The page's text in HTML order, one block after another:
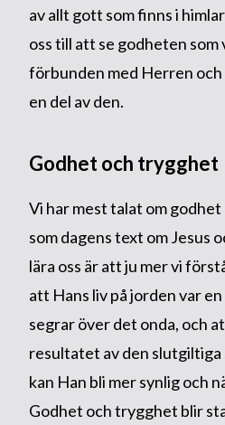
av allt gott som finns i
oss till att se godheten som
förbunden med Herren och
en del av den.
Godhet och trygghet
Vi har mest talat om
som dagens text om Jesus
lära oss är att ju mer vi
att Hans liv på jorden var
segrar över det onda, och
resultatet av den slutgiltiga
kan Han bli mer synlig och
Godhet och trygghet blir